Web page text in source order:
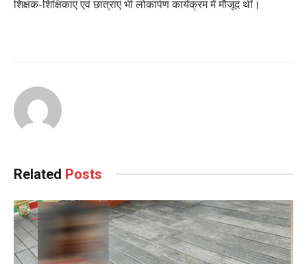
शिक्षक-शिक्षिकाएं एवं छात्राएं भी लोकार्पण कार्यक्रम में मौजूद थीं।
Related Posts